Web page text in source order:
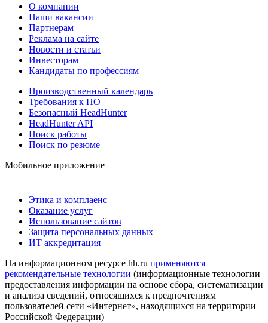
О компании
Наши вакансии
Партнерам
Реклама на сайте
Новости и статьи
Инвесторам
Кандидаты по профессиям
Производственный календарь
Требования к ПО
Безопасный HeadHunter
HeadHunter API
Поиск работы
Поиск по резюме
Мобильное приложение
Этика и комплаенс
Оказание услуг
Использование сайтов
Защита персональных данных
ИТ аккредитация
На информационном ресурсе hh.ru применяются
рекомендательные технологии (информационные технологии
предоставления информации на основе сбора, систематизации
и анализа сведений, относящихся к предпочтениям
пользователей сети «Интернет», находящихся на территории
Российской Федерации)